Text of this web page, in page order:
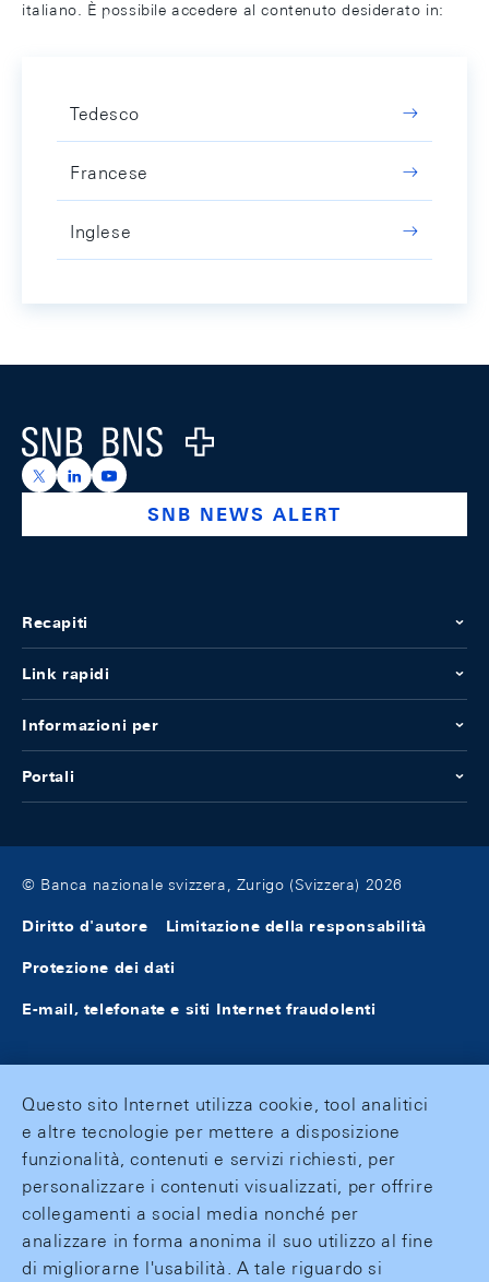
italiano. È possibile accedere al contenuto desiderato in:
Tedesco
Francese
Inglese
Logo
https://x.com/snb_bns
https://ch.linkedin.com/company/swiss-national-
https://www.youtube.com/@swissnationalbank
SNB NEWS ALERT
Recapiti
Link rapidi
Informazioni per
Portali
© Banca nazionale svizzera, Zurigo (Svizzera) 2026
Diritto d'autore Limitazione della responsabilità
Protezione dei dati
E-mail, telefonate e siti Internet fraudolenti
Questo sito Internet utilizza cookie, tool analitici
e altre tecnologie per mettere a disposizione
funzionalità, contenuti e servizi richiesti, per
personalizzare i contenuti visualizzati, per offrire
collegamenti a social media nonché per
analizzare in forma anonima il suo utilizzo al fine
di migliorarne l'usabilità. A tale riguardo si